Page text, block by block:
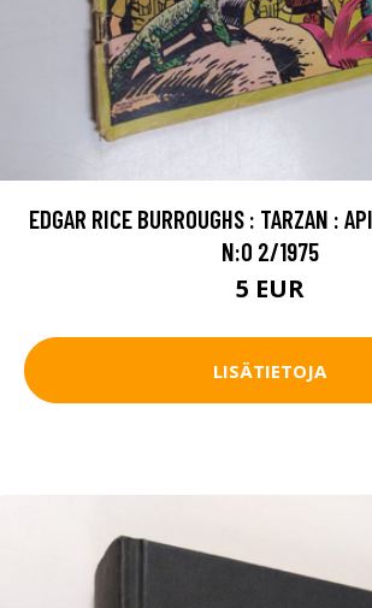
EDGAR RICE BURROUGHS : TARZAN :
N:O 2/1975
5 EUR
LISÄTIETOJA